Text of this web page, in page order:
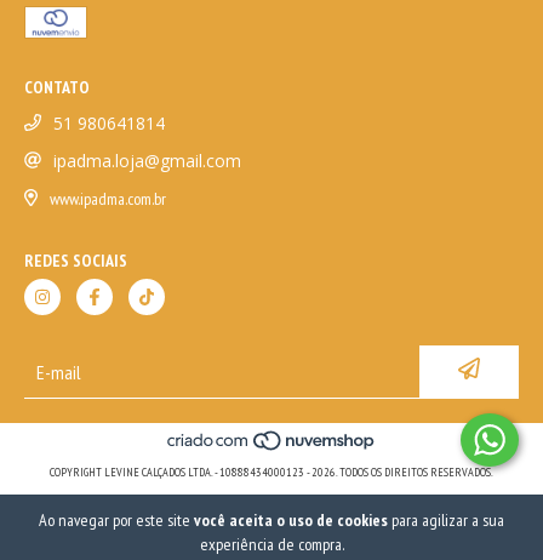
Ao navegar por este site você aceita o uso de cookies para agilizar a sua
experiência de compra.
CONTATO
51 980641814
ipadma.loja@gmail.com
www.ipadma.com.br
REDES SOCIAIS
COPYRIGHT LEVINE CALÇADOS LTDA. - 10888434000123 - 2026. TODOS OS DIREITOS RESERVADOS.